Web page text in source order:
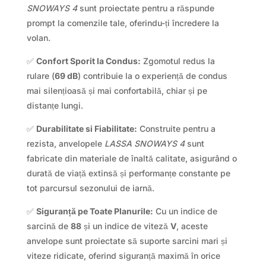
SNOWAYS 4sunt proiectate pentru a răspunde
prompt la comenzile tale, oferindu-ți încredere la
volan.
✅ Confort Sporit la Condus: Zgomotul redus la
rulare (69 dB) contribuie la o experiență de condus
mai silențioasă și mai confortabilă, chiar și pe
distanțe lungi.
✅ Durabilitate si Fiabilitate: Construite pentru a
rezista, anvelopele LASSA SNOWAYS 4sunt
fabricate din materiale de înaltă calitate, asigurând o
durată de viață extinsă și performanțe constante pe
tot parcursul sezonului de iarnă.
✅ Siguranță pe Toate Planurile: Cu un indice de
sarcină de 88și un indice de viteză V, aceste
anvelope sunt proiectate să suporte sarcini mari și
viteze ridicate, oferind siguranță maximă în orice